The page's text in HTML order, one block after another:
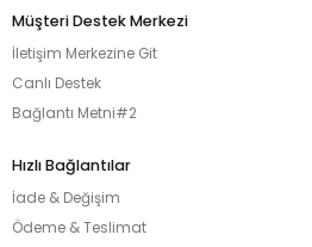
Müşteri Destek Merkezi
İletişim Merkezine Git
Canlı Destek
Bağlantı Metni#2
Hızlı Bağlantılar
İade & Değişim
Ödeme & Teslimat